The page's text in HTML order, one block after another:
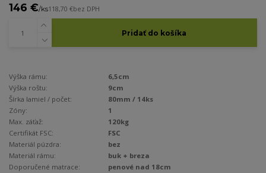
146 €/ks118,70 €bez DPH
Pridať do košíka
Výška rámu:
6,5cm
Výška roštu:
9cm
Šírka lamiel / počet:
80mm / 14ks
Zóny:
1
Max. záťaž:
120kg
Certifikát FSC:
FSC
Materiál púzdra:
bez
Materiál rámu:
buk + breza
Doporučené matrace:
penové nad 18cm